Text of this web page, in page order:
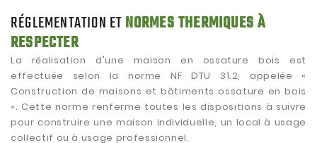
RÉGLEMENTATION ETNORMES THERMIQUES À
RESPECTER
La réalisation d'une maison en ossature bois est
effectuée selon la norme NF DTU 31.2, appelée «
Construction de maisons et bâtiments ossature en bois
». Cette norme renferme toutes les dispositions à suivre
pour construire une maison individuelle, un local à usage
collectif ou à usage professionnel.